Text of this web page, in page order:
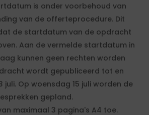
is onder voorbehoud van
van de offerteprocedure. Dit
de startdatum van de opdracht
Aan de vermelde startdatum in
kunnen geen rechten worden
wordt gepubliceerd tot en
juli. Op woensdag 15 juli worden de
gepland.
maximaal 3 pagina's A4 toe.